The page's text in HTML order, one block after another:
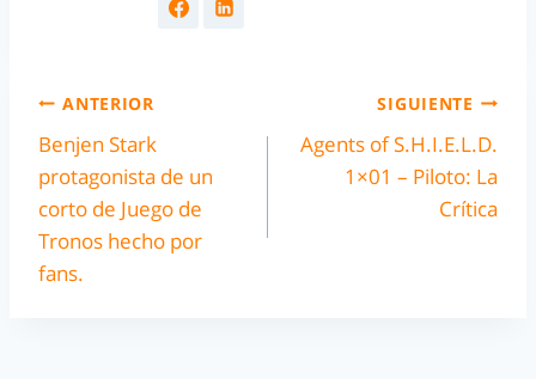
ANTERIOR
Benjen Stark
protagonista de un
corto de Juego de
Tronos hecho por
fans.
SIGUIENTE
Agents of S.H.I.E.L.D.
1×01 – Piloto: La
Crítica